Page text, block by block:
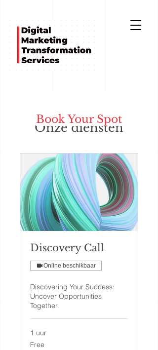
Onze diensten
Discovery Call
Online beschikbaar
Discovering Your Success:
Uncover Opportunities
Together
1 uur
Free
Free
Book Your Spot